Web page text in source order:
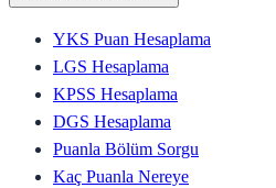
YKS Puan Hesaplama
LGS Hesaplama
KPSS Hesaplama
DGS Hesaplama
Puanla Bölüm Sorgu
Kaç Puanla Nereye